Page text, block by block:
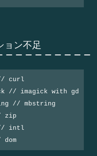
ョン不足
curl
// imagick with gd
// mbstring
zip
// intl